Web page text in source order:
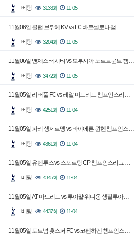
베팅 3133회 11-05
11월06일 클럽 브뤼헤 KV vs FC 바르셀로나 챔…
베팅 3204회 11-05
11월06일 맨체스터 시티 vs 보루시아 도르트문트 챔…
베팅 3472회 11-05
11월05일 리버풀 FC vs 레알 마드리드 챔프언스리…
베팅 4251회 11-04
11월05일 파리 생제르맹 vs 바이에른 뮌헨 챔프언스…
베팅 4361회 11-04
11월05일 유벤투스 vs 스포르팅 CP 챔프언스리그 …
베팅 4345회 11-04
11월05일 AT 마드리드 vs 루아얄 위니옹 생질루아…
베팅 4437회 11-04
11월05일 토트넘 홋스퍼 FC vs 코펜하겐 챔프언스…